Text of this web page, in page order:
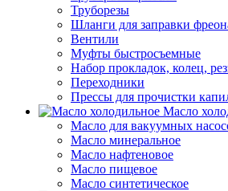
Труборезы
Шланги для заправки
Вентили
Муфты быстросъемные
Набор прокладок, колец,
Переходники
Прессы для прочистки
Масло
Масло для вакуумных
Масло минеральное
Масло нафтеновое
Масло пищевое
Масло синтетическое